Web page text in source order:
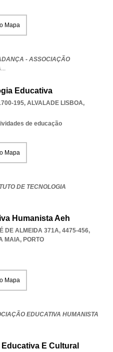
Mapa
- ASSOCIAÇÃO
...
Educativa
195, ALVALADE LISBOA,
de educação
Mapa
DE TECNOLOGIA
Humanista Aeh
DE ALMEIDA 371A, 4475-456,
MAIA, PORTO
Mapa
EDUCATIVA HUMANISTA
E Cultural